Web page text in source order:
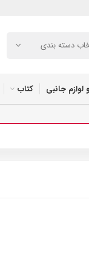
دسته بندی
لوازم جانبی کتاب